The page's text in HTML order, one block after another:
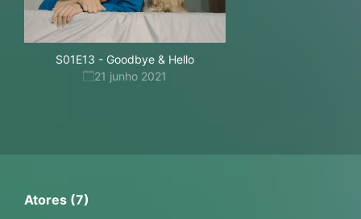
S01E13 - Goodbye & Hello
21 junho 2021
Atores (7)